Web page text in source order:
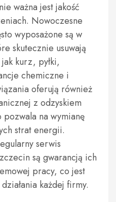
ważna jest jakość
Nowoczesne
wyposażone są w
skutecznie usuwają
kurz, pyłki,
chemiczne i
oferują również
z odzyskiem
na wymianę
strat energii.
serwis
są gwarancją ich
pracy, co jest
każdej firmy.